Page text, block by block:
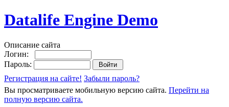
Datalife Engine Demo
Описание сайта
Логин:
Пароль:
Регистрация на сайте! Забыли пароль?
Вы просматриваете мобильную версию сайта. Перейти на
полную версию сайта.